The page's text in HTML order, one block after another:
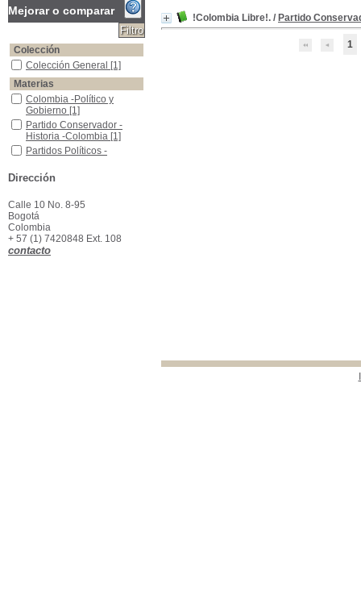
!Colombia Libre!. / Partido
1
Mejorar o comparar
Colección
Colección General
Colección General [1]
Materias
Colombia -Político y Gobierno
Colombia -Político y
Gobierno [1]
Partido Conservador -Historia -Colombia
Partido Conservador -
Historia -Colombia [1]
Partidos Políticos -Colombia
Partidos Políticos -
Dirección
Calle 10 No. 8-95
Bogotá
Colombia
+ 57 (1) 7420848 Ext. 108
contacto